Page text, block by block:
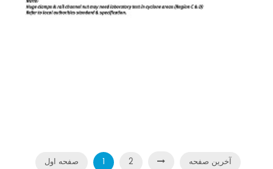
صفحه اول 1 2
آخرین صفحه